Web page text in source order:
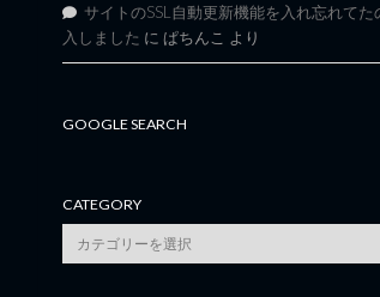
サイトのSSL自動更新機能を入れ忘れてた
入しました に ぱちんこ より
GOOGLE SEARCH
CATEGORY
category